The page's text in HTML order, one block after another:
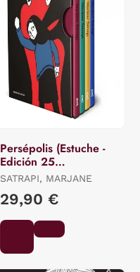
Persépolis (Estuche -
Edición 25
Aniversario)
SATRAPI, MARJANE
29,90 €